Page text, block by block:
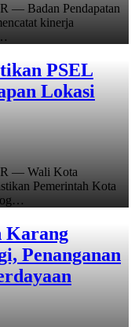
— Badan Pendapatan
kinerja
PSEL
Lokasi
— Wali Kota
Pemerintah Kota
Karang
Penanganan